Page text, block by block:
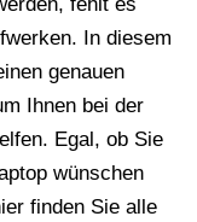
fehlt es
In diesem
genauen
Ihnen bei der
Egal, ob Sie
wünschen
finden Sie alle